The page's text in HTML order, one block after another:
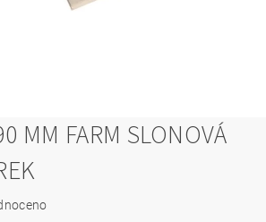
MM FARM SLONOVÁ